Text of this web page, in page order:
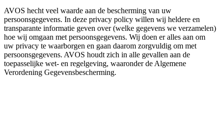
AVOS hecht veel waarde aan de bescherming van uw
persoonsgegevens. In deze privacy policy willen wij heldere en
transparante informatie geven over (welke gegevens we verzamelen)
hoe wij omgaan met persoonsgegevens. Wij doen er alles aan om
uw privacy te waarborgen en gaan daarom zorgvuldig om met
persoonsgegevens. AVOS houdt zich in alle gevallen aan de
toepasselijke wet- en regelgeving, waaronder de Algemene
Verordening Gegevensbescherming.